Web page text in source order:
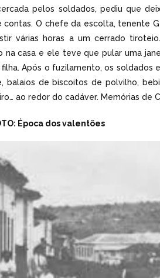
pelos soldados, pediu que
O chefe da escolta, tenente
várias horas a um cerrado
na casa e ele teve que pular uma
Após o fuzilamento, os soldados
balaios de biscoitos de polvilho,
ao redor do cadáver. Memórias de
Época dos valentões